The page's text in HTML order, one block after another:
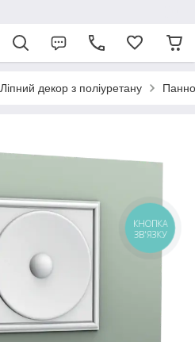
Ліпний декор з поліуретану
КНОПКА
ЗВ'ЯЗКУ